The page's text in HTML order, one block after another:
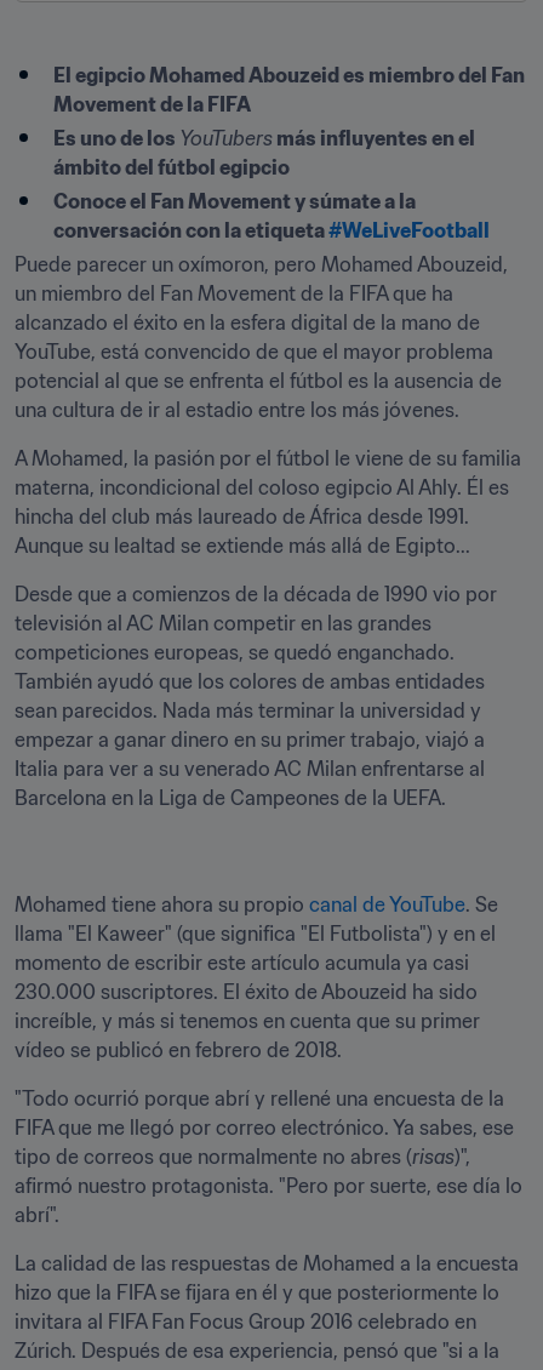
El egipcio Mohamed Abouzeid es miembro del Fan
Movement de la FIFA
Es uno de los YouTubers más influyentes en el
ámbito del fútbol egipcio
Conoce el Fan Movement y súmate a la
conversación con la etiqueta #WeLiveFootball
Puede parecer un oxímoron, pero Mohamed Abouzeid,
un miembro del Fan Movement de la FIFA que ha
alcanzado el éxito en la esfera digital de la mano de
YouTube, está convencido de que el mayor problema
potencial al que se enfrenta el fútbol es la ausencia de
una cultura de ir al estadio entre los más jóvenes.
A Mohamed, la pasión por el fútbol le viene de su familia
materna, incondicional del coloso egipcio Al Ahly. Él es
hincha del club más laureado de África desde 1991.
Aunque su lealtad se extiende más allá de Egipto...
Desde que a comienzos de la década de 1990 vio por
televisión al AC Milan competir en las grandes
competiciones europeas, se quedó enganchado.
También ayudó que los colores de ambas entidades
sean parecidos. Nada más terminar la universidad y
empezar a ganar dinero en su primer trabajo, viajó a
Italia para ver a su venerado AC Milan enfrentarse al
Barcelona en la Liga de Campeones de la UEFA.
Mohamed tiene ahora su propio canal de YouTube. Se
llama "El Kaweer" (que significa "El Futbolista") y en el
momento de escribir este artículo acumula ya casi
230.000 suscriptores. El éxito de Abouzeid ha sido
increíble, y más si tenemos en cuenta que su primer
vídeo se publicó en febrero de 2018.
"Todo ocurrió porque abrí y rellené una encuesta de la
FIFA que me llegó por correo electrónico. Ya sabes, ese
tipo de correos que normalmente no abres (risas)",
afirmó nuestro protagonista. "Pero por suerte, ese día lo
abrí".
La calidad de las respuestas de Mohamed a la encuesta
hizo que la FIFA se fijara en él y que posteriormente lo
invitara al FIFA Fan Focus Group 2016 celebrado en
Zúrich. Después de esa experiencia, pensó que "si a la